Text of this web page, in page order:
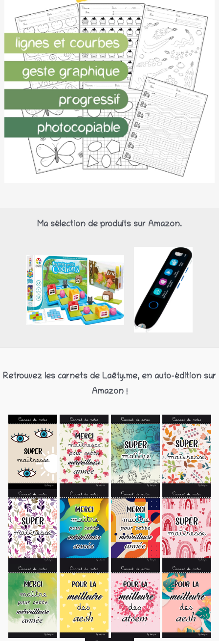
Ma sélection de produits sur Amazon.
Retrouvez les carnets de Laëty.me, en auto-édition sur
Amazon !